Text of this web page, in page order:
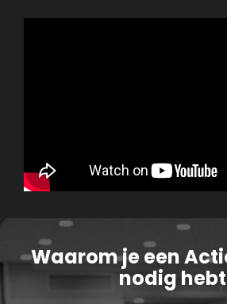
Waarom je een
nodig